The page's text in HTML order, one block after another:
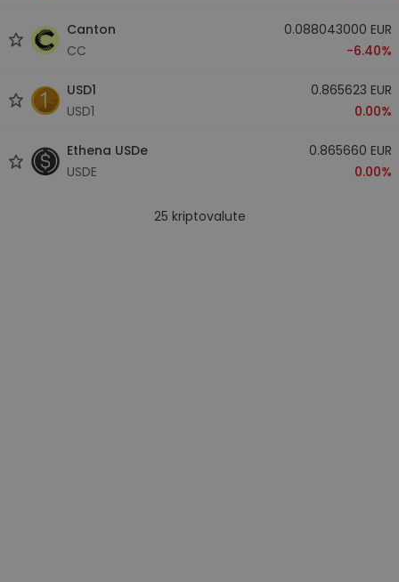
Canton
CC
0.088043000 EUR
-6.40%
USD1
USD1
0.865623 EUR
0.00%
Ethena USDe
USDE
0.865660 EUR
0.00%
25 kriptovalute